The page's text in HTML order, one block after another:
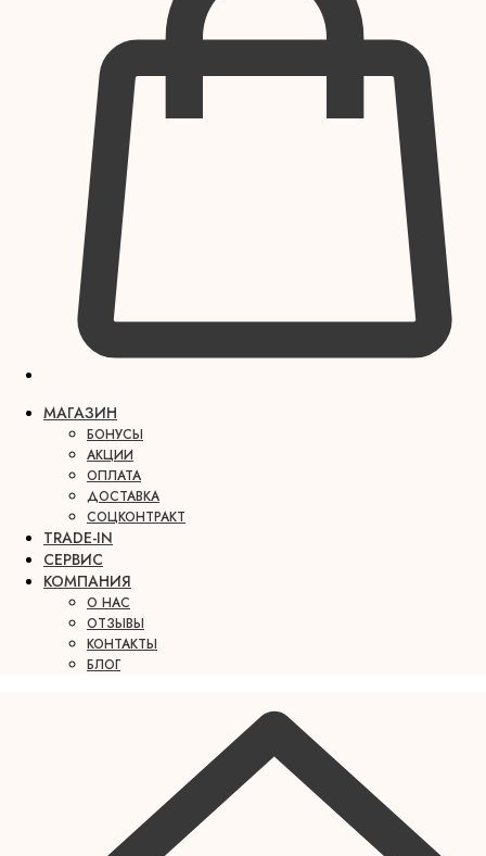
МАГАЗИН
БОНУСЫ
АКЦИИ
ОПЛАТА
ДОСТАВКА
СОЦКОНТРАКТ
TRADE-IN
СЕРВИС
КОМПАНИЯ
О НАС
ОТЗЫВЫ
КОНТАКТЫ
БЛОГ